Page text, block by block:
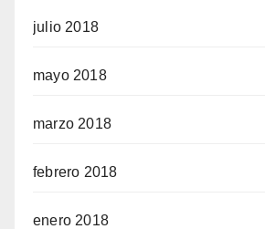
julio 2018
mayo 2018
marzo 2018
febrero 2018
enero 2018